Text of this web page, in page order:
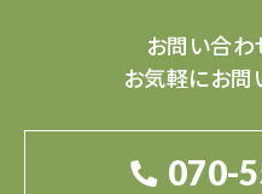
お問い合わ
お気軽にお問
070-